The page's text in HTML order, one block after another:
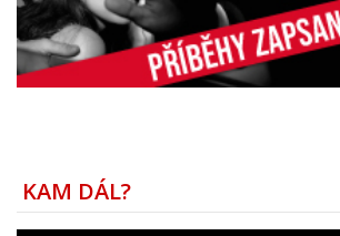
KAM DÁL?